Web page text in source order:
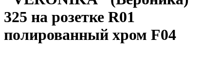
325 на розетке R01
полированный хром F04